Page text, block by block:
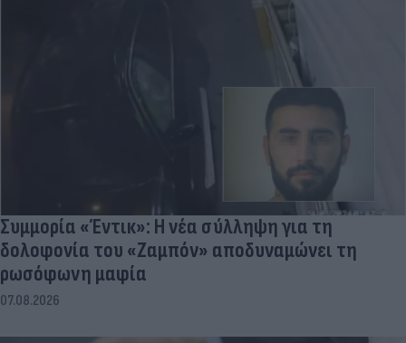
Συμμορία «Έντικ»: Η νέα σύλληψη για τη
δολοφονία του «Ζαμπόν» αποδυναμώνει τη
ρωσόφωνη μαφία
07.08.2026